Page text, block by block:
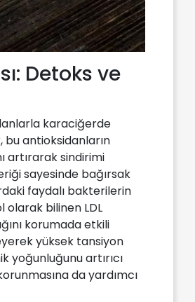
Detoks ve
karaciğerde
bu antioksidanların
artırarak sindirimi
sayesinde bağırsak
faydalı bakterilerin
olarak bilinen LDL
korumada etkili
yüksek tansiyon
yoğunluğunu artırıcı
da yardımcı